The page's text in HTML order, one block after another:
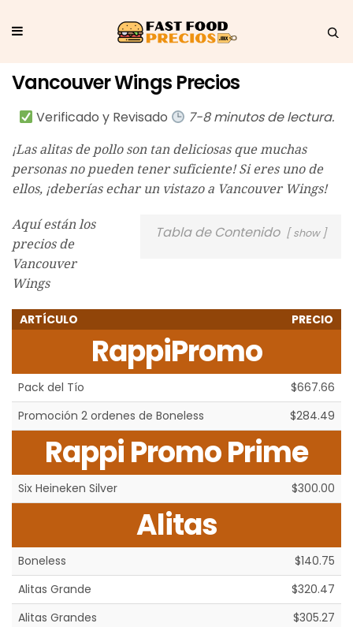
Vancouver Wings Precios
Verificado y Revisado 7-8 minutos de lectura.
¡Las alitas de pollo son tan deliciosas que muchas
personas no pueden tener suficiente! Si eres uno de
ellos, ¡deberías echar un vistazo a Vancouver Wings!
Tabla de Contenido show
Aquí están los
precios de
Vancouver
Wings
ARTÍCULO PRECIO
RappiPromo
Pack del Tío
$667.66
Promoción 2 ordenes de Boneless
$284.49
Rappi Promo Prime
Six Heineken Silver $300.00
Alitas
Boneless
$140.75
Alitas Grande
$320.47
Alitas Grandes
$305.27